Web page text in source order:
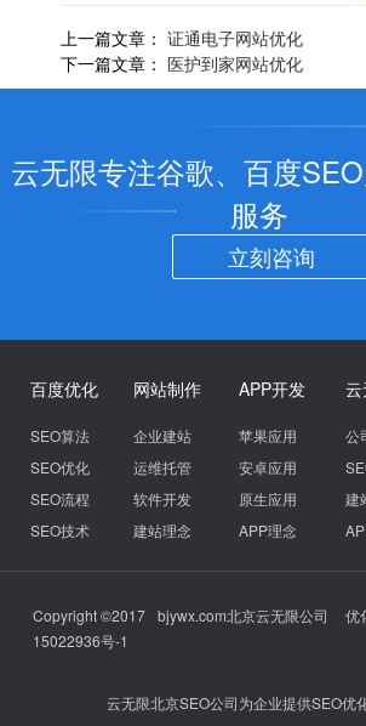
上一篇文章： 证通电子网站优化
下一篇文章： 医护到家网站优化
云无限专注谷歌、百度
服务
立刻咨询
百度优化
SEO算法
SEO优化
SEO流程
SEO技术
网站制作
企业建站
运维托管
软件开发
建站理念
APP开发
苹果应用
安卓应用
原生应用
APP理念
公
建
Copyright ©2017 bjywx.com北京云无限公司 优
15022936号-1
云无限北京SEO公司为企业提供SEO优